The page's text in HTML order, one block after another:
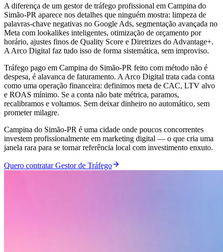
A diferença de um gestor de tráfego profissional em Campina do
Simão-PR aparece nos detalhes que ninguém mostra: limpeza de
palavras-chave negativas no Google Ads, segmentação avançada no
Meta com lookalikes inteligentes, otimização de orçamento por
horário, ajustes finos de Quality Score e Diretrizes do Advantage+.
A Arco Digital faz tudo isso de forma sistemática, sem improviso.
Tráfego pago em Campina do Simão-PR feito com método não é
despesa, é alavanca de faturamento. A Arco Digital trata cada conta
como uma operação financeira: definimos meta de CAC, LTV alvo
e ROAS mínimo. Se a conta não bate métrica, paramos,
recalibramos e voltamos. Sem deixar dinheiro no automático, sem
prometer milagre.
Campina do Simão-PR é uma cidade onde poucos concorrentes
investem profissionalmente em marketing digital — o que cria uma
janela rara para se tornar referência local com investimento enxuto.
Quero contratar Gestor de Tráfego